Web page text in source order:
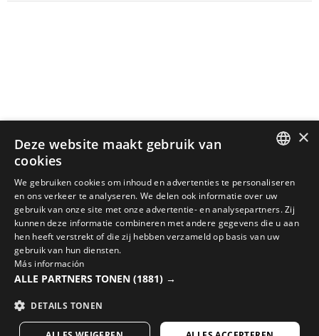
MAAK JE LOOK COMPLEET MET DE BESTE FIETSUITRUSTING
Bekijk de nieuw binnengekomen fietsartikelen in de
BEZOEK ONZE WEBSHOP
ENGLISH
GREEK
×
Deze website maakt gebruik van
cookies
We gebruiken cookies om inhoud en advertenties te personaliseren
en ons verkeer te analyseren. We delen ook informatie over uw
gebruik van onze site met onze advertentie- en analysepartners. Zij
kunnen deze informatie combineren met andere gegevens die u aan
hen heeft verstrekt of die zij hebben verzameld op basis van uw
gebruik van hun diensten.
Más información
ALLE PARTNERS TONEN (1881) →
DETAILS TONEN